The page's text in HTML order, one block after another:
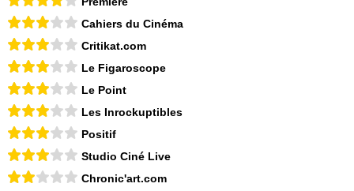
Cahiers du Cinéma
Critikat.com
Le Figaroscope
Le Point
Les Inrockuptibles
Positif
Studio Ciné Live
Chronic'art.com